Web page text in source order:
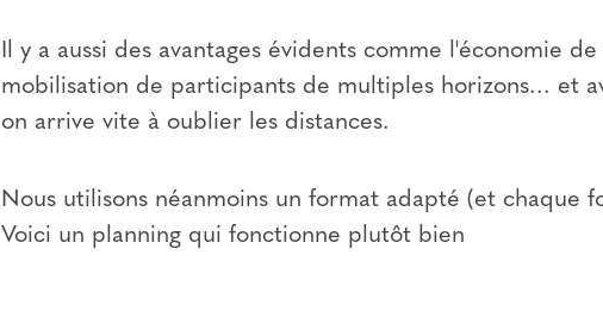
Il y a aussi des avantages évidents comme l'économie
mobilisation de participants de multiples horizons... et
on arrive vite à oublier les distances.
Nous utilisons néanmoins un format adapté (et chaque
Voici un planning qui fonctionne plutôt bien